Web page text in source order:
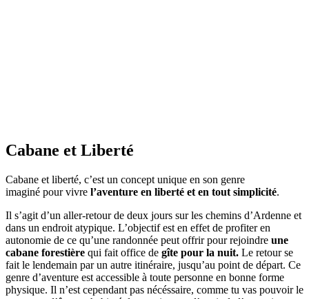
Cabane et Liberté
Cabane et liberté, c’est un concept unique en son genre
imaginé pour vivre l’aventure en liberté et en tout simplicité.
Il s’agit d’un aller-retour de deux jours sur les chemins d’Ardenne et
dans un endroit atypique. L’objectif est en effet de profiter en
autonomie de ce qu’une randonnée peut offrir pour rejoindre une
cabane forestière qui fait office de gîte pour la nuit. Le retour se
fait le lendemain par un autre itinéraire, jusqu’au point de départ. Ce
genre d’aventure est accessible à toute personne en bonne forme
physique. Il n’est cependant pas nécéssaire, comme tu vas pouvoir le